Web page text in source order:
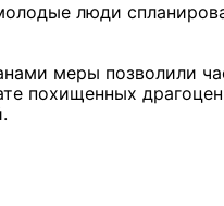
люди
меры позволили
похищенных